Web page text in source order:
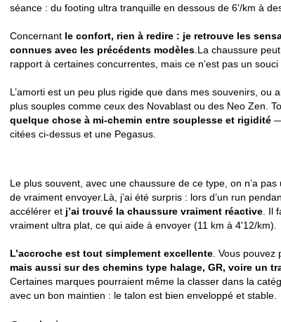
séance : du footing ultra tranquille en dessous de 6'/km à
Concernant le confort, rien à redire : je retrouve les
connues avec les précédents modèles .La chaussure
rapport à certaines concurrentes, mais ce n’est pas un
L’amorti est un peu plus rigide que dans mes souvenirs, ou
plus souples comme ceux des Novablast ou des Neo Zen.
quelque chose à mi-chemin entre souplesse et rigidité
citées ci-dessus et une Pegasus.
Le plus souvent, avec une chaussure de ce type, on n’a
de vraiment envoyer.Là, j’ai été surpris : lors d’un run
accélérer et j’ai trouvé la chaussure vraiment réactive . Il
vraiment ultra plat, ce qui aide à envoyer (11 km à 4'12/km).
L’accroche est tout simplement excellente . Vous
mais aussi sur des chemins type halage, GR, voire un
Certaines marques pourraient même la classer dans la
avec un bon maintien : le talon est bien enveloppé et stable.